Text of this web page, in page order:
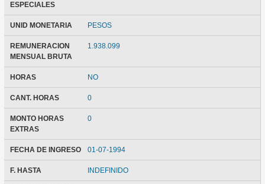
ESPECIALES
UNID MONETARIA PESOS
REMUNERACION
MENSUAL BRUTA
1.938.099
HORAS NO
CANT. HORAS 0
MONTO HORAS
EXTRAS
0
FECHA DE INGRESO 01-07-1994
F. HASTA INDEFINIDO